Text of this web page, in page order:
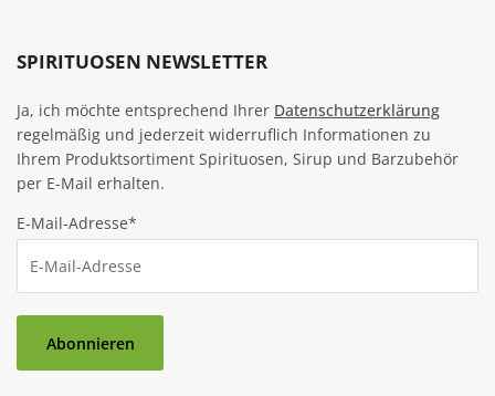
SPIRITUOSEN NEWSLETTER
Ja, ich möchte entsprechend Ihrer Datenschutzerklärung
regelmäßig und jederzeit widerruflich Informationen zu
Ihrem Produktsortiment Spirituosen, Sirup und Barzubehör
per E-Mail erhalten.
E-Mail-Adresse*
Abonnieren